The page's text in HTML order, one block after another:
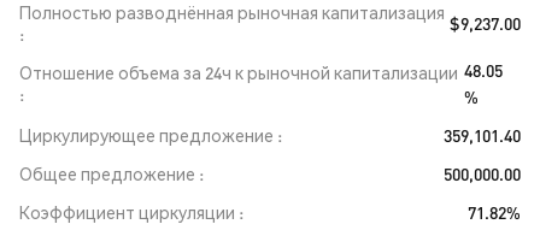
Полностью разводнённая рыночная капитализация $9,237.00
Отношение объема за 24ч к рыночной капитализации 48.05
%
Циркулирующее предложение
359,101.40
Общее предложение
500,000.00
Коэффициент циркуляции
71.82%